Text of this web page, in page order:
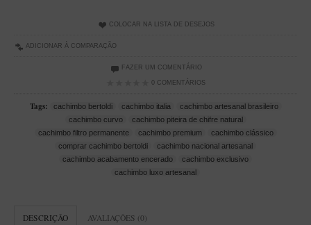
Suporte Redondo
CACHIMBOS ARTESANAIS BRASILEIROS
Cachimbos com Anel
Cachimbos Mini
Giovanni Encerado
COLOCAR NA LISTA DE DESEJOS
ADICIONAR À COMPARAÇÃO
FAZER UM COMENTÁRIO
0 COMENTÁRIOS
Tags: cachimbo bertoldi cachimbo italia
cachimbo artesanal brasileiro
cachimbo curvo
cachimbo piteira de chifre natural
cachimbo filtro permanente
cachimbo premium
cachimbo clássico
comprar cachimbo bertoldi
cachimbo nacional artesanal
cachimbo acabamento encerado
cachimbo exclusivo
cachimbo luxo artesanal
DESCRIÇÃO AVALIAÇÕES (0)